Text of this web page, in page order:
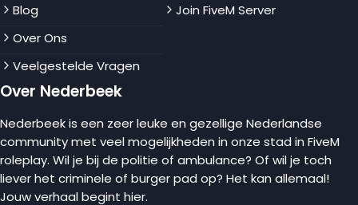
Blog
Over Ons
Veelgestelde Vragen
Join FiveM Server
Over Nederbeek
Nederbeek is een zeer leuke en gezellige Nederlandse
community met veel mogelijkheden in onze stad in FiveM
roleplay. Wil je bij de politie of ambulance? Of wil je toch
liever het criminele of burger pad op? Het kan allemaal!
Jouw verhaal begint hier.